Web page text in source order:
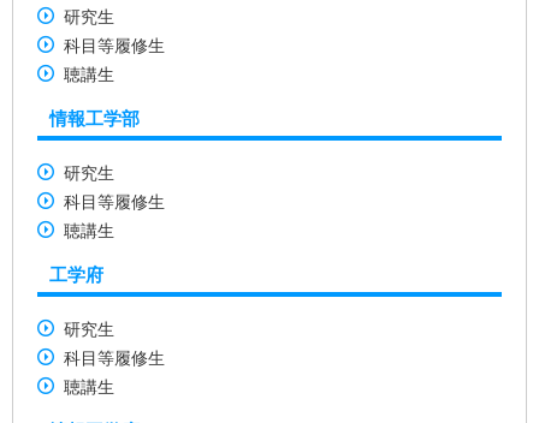
研究生
科目等履修生
聴講生
情報工学部
研究生
科目等履修生
聴講生
工学府
研究生
科目等履修生
聴講生